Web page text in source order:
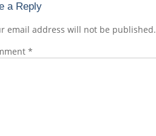
a Reply
email address will not be published.
*